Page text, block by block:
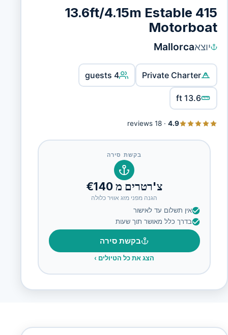
13.6ft/4.15m Estable 415
Motorboat
יוצאMallorca
Private Charter
4 guests
13.6 ft
4.9
·
18 reviews
בקשת סירה
צ'רטרים מ €140
הגנה מפני מזג אוויר כלולה
אין תשלום עד לאישור
בדרך כלל מאושר תוך שעות
בקשת סירה
הצג את כל הטיולים ›